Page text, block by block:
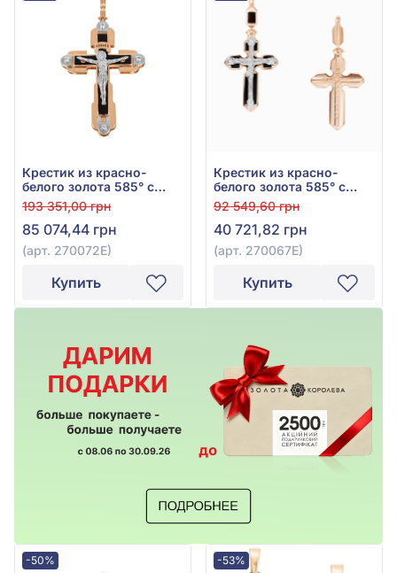
Крестик из красно-
белого золота 585° с
фианитом, кубическим
цирконием и чёрной
эмалью, арт. 270072Е
193 351,00 грн
85 074,44 грн
(арт. 270072Е)
Купить
Крестик из красно-
белого золота 585° с
чёрным фианитом (куб.
цирконий) и эмалью,
арт. 270067Е
92 549,60 грн
40 721,82 грн
(арт. 270067Е)
Купить
-50% -53%